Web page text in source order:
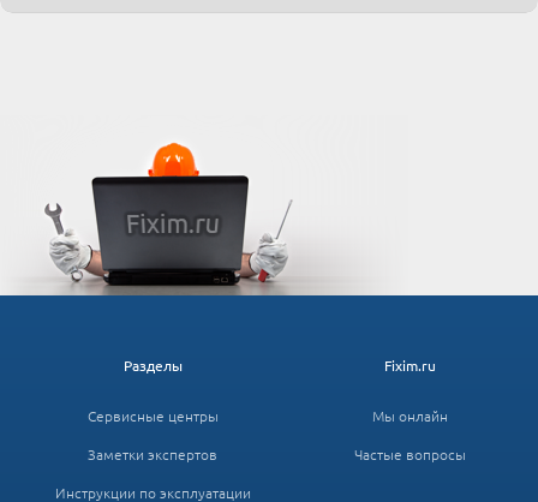
Fixim.ru
Мы онлайн
Частые вопросы
Разделы
Сервисные центры
Заметки экспертов
Инструкции по эксплуатации